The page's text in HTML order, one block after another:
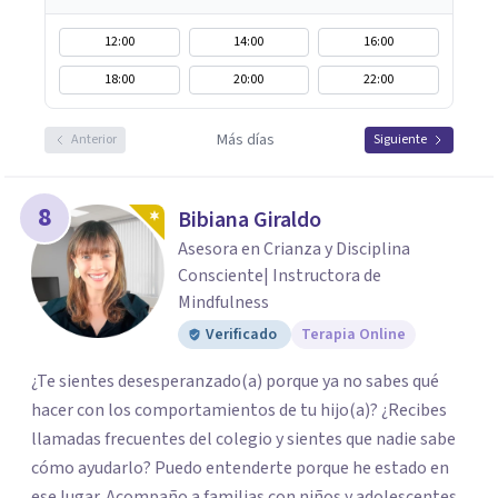
12:00 14:00
16:00
18:00
20:00 22:00
Anterior Más días Siguiente
8 Bibiana Giraldo
Asesora en Crianza y Disciplina
Consciente| Instructora de
Mindfulness
Verificado Terapia Online
¿Te sientes desesperanzado(a) porque ya no sabes qué
hacer con los comportamientos de tu hijo(a)? ¿Recibes
llamadas frecuentes del colegio y sientes que nadie sabe
cómo ayudarlo? Puedo entenderte porque he estado en